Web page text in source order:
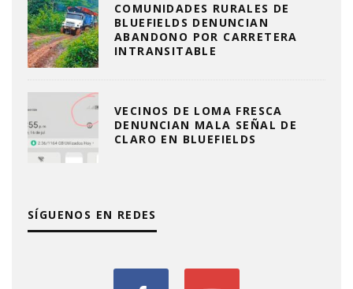
COMUNIDADES RURALES DE
BLUEFIELDS DENUNCIAN
ABANDONO POR CARRETERA
INTRANSITABLE
VECINOS DE LOMA FRESCA
DENUNCIAN MALA SEÑAL DE
CLARO EN BLUEFIELDS
SÍGUENOS EN REDES